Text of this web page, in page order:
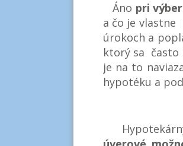
Áno pri
a čo je vlastne
úrokoch a
ktorý sa často
je na to
hypotéku a